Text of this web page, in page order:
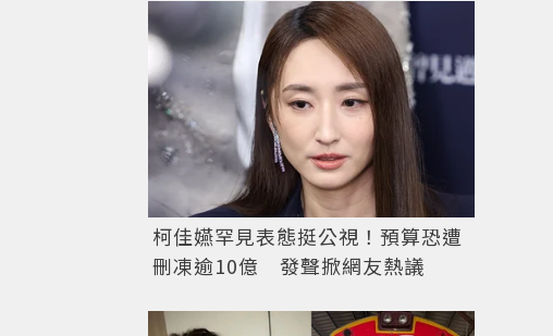
柯佳嬿罕見表態挺公視！預算恐遭
刪凍逾10億 發聲掀網友熱議